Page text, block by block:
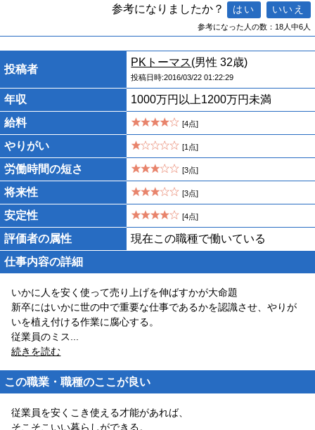
参考になりましたか？
参考になった人の数：18人中6人
投稿者
PKトーマス(男性 32歳)
投稿日時:2016/03/22 01:22:29
年収
1000万円以上1200万円未満
給料
[4点]
やりがい [1点]
労働時間の短さ [3点]
将来性 [3点]
安定性 [4点]
評価者の属性
現在この職種で働いている
仕事内容の詳細
いかに人を安く使って売り上げを伸ばすかが大命題
新卒にはいかに世の中で重要な仕事であるかを認識させ、やりが
いを植え付ける作業に腐心する。
従業員のミス
続きを読む
この職業・職種のここが良い
従業員を安くこき使える才能があれば、
そこそこいい暮らしができる。